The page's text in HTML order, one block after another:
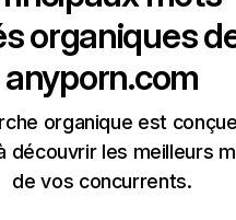
organiques
anyporn.com
organique est
découvrir les meilleurs
de vos concurrents.